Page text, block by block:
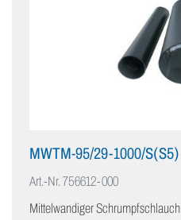
MWTM-95/29-1000/S(S5)
Art.-Nr.756612-000
Mittelwandiger Schrumpfschlauch